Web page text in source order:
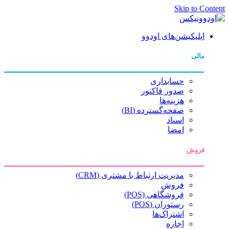
Skip to Content
اپلیکیشن‌های اودوو
مالی
حسابداری
صدور فاکتور
هزینه‌ها
صفحه‌گسترده (BI)
اسناد
امضا
فروش
مدیریت ارتباط با مشتری (CRM)
فروش
فروشگاهی (POS)
رستوران (POS)
اشتراک‌ها
اجاره